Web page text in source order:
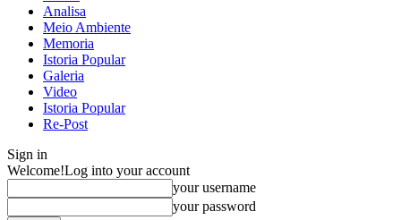
Analisa
Meio Ambiente
Memoria
Istoria Popular
Galeria
Video
Istoria Popular
Re-Post
Sign in
Welcome!Log into your account
your username
your password